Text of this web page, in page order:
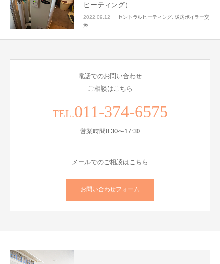
ヒーティング）
2022.09.12 セントラルヒーティング 暖房ボイラー交
換
電話でのお問い合わせ
ご相談はこちら
TEL.011-374-6575
営業時間8:30〜17:30
メールでのご相談はこちら
お問い合わせフォーム